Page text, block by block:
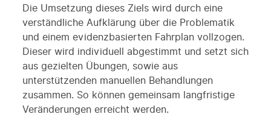
Die Umsetzung dieses Ziels wird durch eine
verständliche Aufklärung über die Problematik
und einem evidenzbasierten Fahrplan vollzogen.
Dieser wird individuell abgestimmt und setzt sich
aus gezielten Übungen, sowie aus
unterstützenden manuellen Behandlungen
zusammen. So können gemeinsam langfristige
Veränderungen erreicht werden.